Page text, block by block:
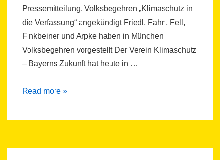
Pressemitteilung. Volksbegehren „Klimaschutz in
die Verfassung“ angekündigt Friedl, Fahn, Fell,
Finkbeiner und Arpke haben in München
Volksbegehren vorgestellt Der Verein Klimaschutz
– Bayerns Zukunft hat heute in …
Klimaschutz
die
Read more »